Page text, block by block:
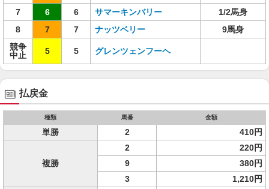
7
6 6 サマーキンバリー
1/2馬身
8
7 7 ナッツベリー
9馬身
競争
中止
5 5 グレンツェンフーヘ
払戻金
種類 馬番 金額
単勝 2 410円
複勝
2
220円
9
380円
3
1,210円